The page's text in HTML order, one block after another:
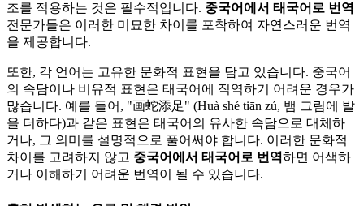
조를 적용하는 것은 필수적입니다. 중국어에서 태국어로 번역
전문가들은 이러한 미묘한 차이를 포착하여 자연스러운 번역
을 제공합니다.
또한, 각 언어는 고유한 문화적 표현을 담고 있습니다. 중국어
의 속담이나 비유적 표현은 태국어에 직역하기 어려운 경우가
많습니다. 예를 들어, "画蛇添足" (Huà shé tiān zú, 뱀 그림에 발
을 더하다)과 같은 표현은 태국어의 유사한 속담으로 대체하
거나, 그 의미를 설명적으로 풀어써야 합니다. 이러한 문화적
차이를 고려하지 않고 중국어에서 태국어로 번역하면 어색하
거나 이해하기 어려운 번역이 될 수 있습니다.